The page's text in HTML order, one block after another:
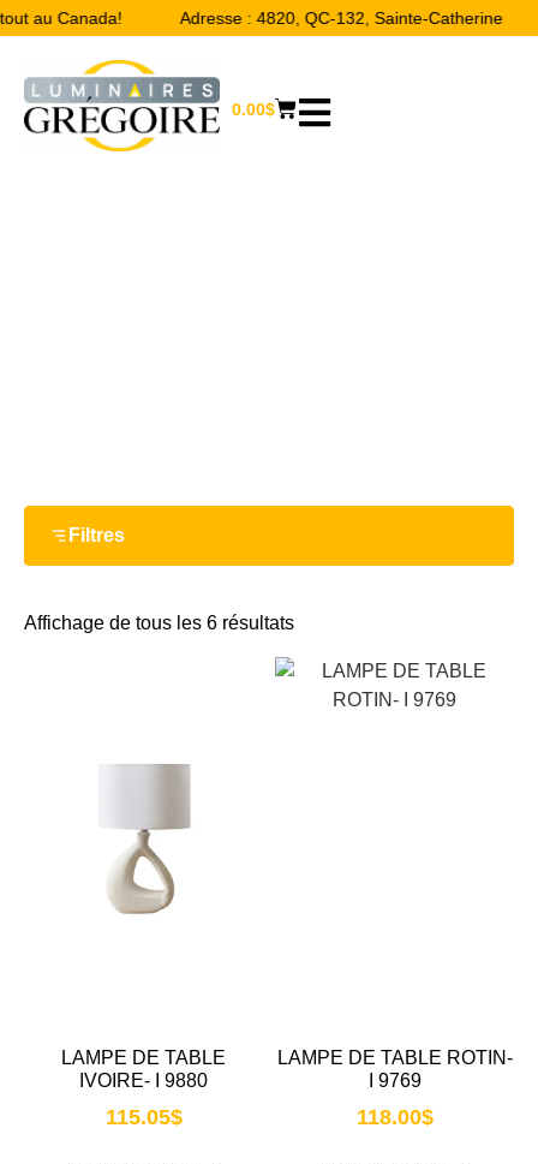
au Canada! Adresse : 4820, QC-132, Sainte-Catherine
0.00$
Filtres
Affichage de tous les 6 résultats
LAMPE DE TABLE
IVOIRE- I 9880
115.05$
LAMPE DE TABLE ROTIN-
I 9769
118.00$